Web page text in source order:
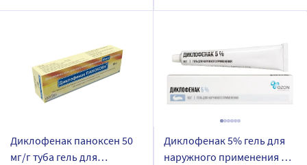
Диклофенак паноксен 50
мг/г туба гель для
Диклофенак 5% гель для
наружного применения 50